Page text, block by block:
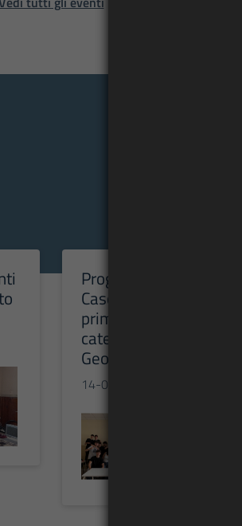
Progetto “STEM to BI” di
Cascina Oremo: l’Itis
primeggia nelle
categorie Robotica e
Geologia
14-06-2026